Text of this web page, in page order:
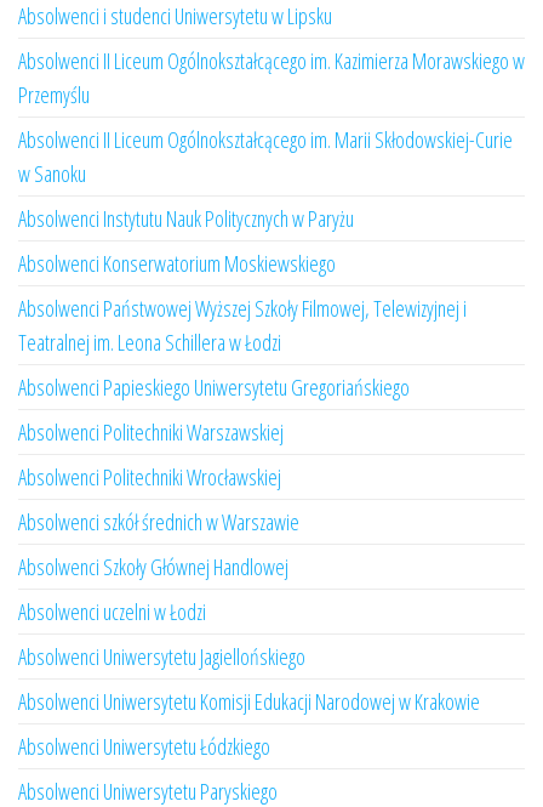
Absolwenci i studenci Uniwersytetu w Lipsku
Absolwenci II Liceum Ogólnokształcącego im. Kazimierza Morawskiego w
Przemyślu
Absolwenci II Liceum Ogólnokształcącego im. Marii Skłodowskiej-Curie
w Sanoku
Absolwenci Instytutu Nauk Politycznych w Paryżu
Absolwenci Konserwatorium Moskiewskiego
Absolwenci Państwowej Wyższej Szkoły Filmowej, Telewizyjnej i
Teatralnej im. Leona Schillera w Łodzi
Absolwenci Papieskiego Uniwersytetu Gregoriańskiego
Absolwenci Politechniki Warszawskiej
Absolwenci Politechniki Wrocławskiej
Absolwenci szkół średnich w Warszawie
Absolwenci Szkoły Głównej Handlowej
Absolwenci uczelni w Łodzi
Absolwenci Uniwersytetu Jagiellońskiego
Absolwenci Uniwersytetu Komisji Edukacji Narodowej w Krakowie
Absolwenci Uniwersytetu Łódzkiego
Absolwenci Uniwersytetu Paryskiego